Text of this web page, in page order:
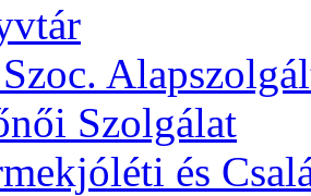
Szolgálat
és